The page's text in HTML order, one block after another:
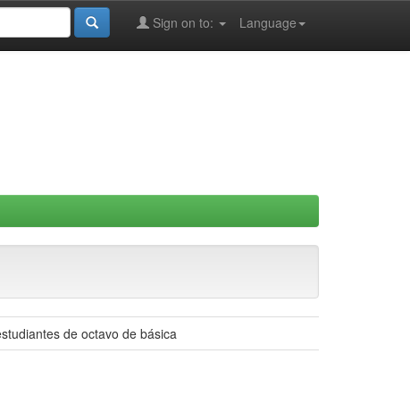
Language
Sign on to:
de octavo de básica